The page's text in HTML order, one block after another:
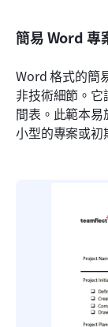
簡易 Word 專
Word 格式的簡
非技術細節。
間表。此範本
小型的專案或初